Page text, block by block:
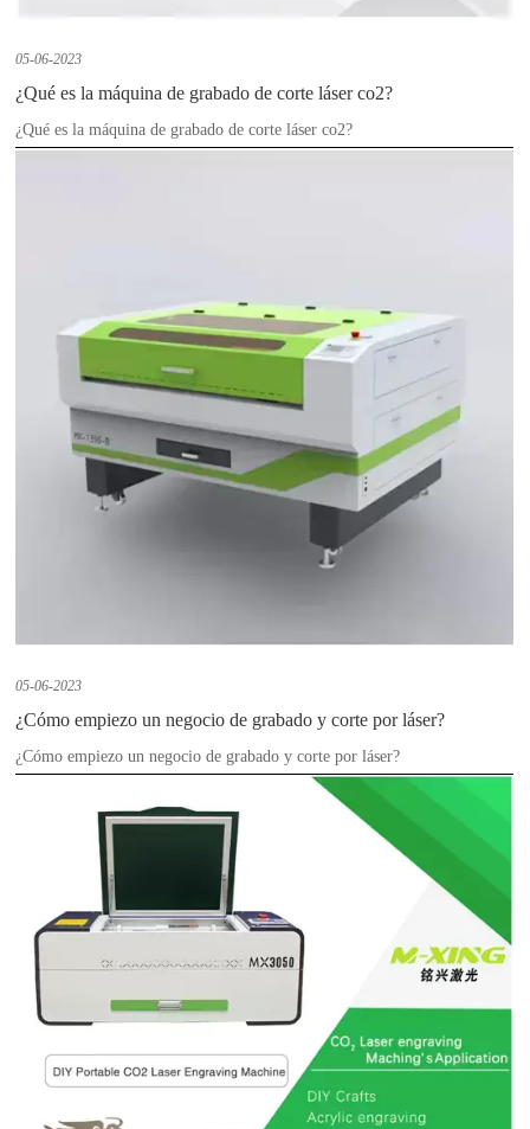
05-06-2023
¿Qué es la máquina de grabado de corte láser co2?
¿Qué es la máquina de grabado de corte láser co2?
05-06-2023
¿Cómo empiezo un negocio de grabado y corte por láser?
¿Cómo empiezo un negocio de grabado y corte por láser?